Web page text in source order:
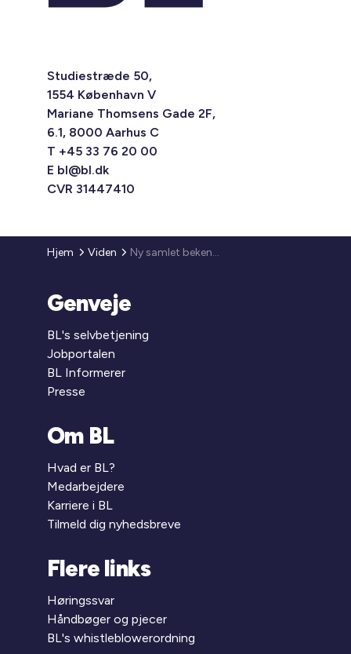
Studiestræde 50,
1554 København V
Mariane Thomsens Gade 2F,
6.1, 8000 Aarhus C
T +45 33 76 20 00
E bl@bl.dk
CVR 31447410
Hjem Viden Ny samlet bekendtgørelse om bygningsreglement 2018 (BR 18)
Genveje
BL's selvbetjening
Jobportalen
BL Informerer
Presse
Om BL
Hvad er BL?
Medarbejdere
Karriere i BL
Tilmeld dig nyhedsbreve
Flere links
Høringssvar
Håndbøger og pjecer
BL's whistleblowerordning